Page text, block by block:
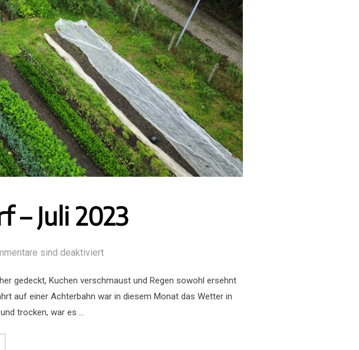
– Juli 2023
sind deaktiviert
gedeckt, Kuchen verschmaust und Regen sowohl ersehnt
auf einer Achterbahn war in diesem Monat das Wetter in
trocken, war es …